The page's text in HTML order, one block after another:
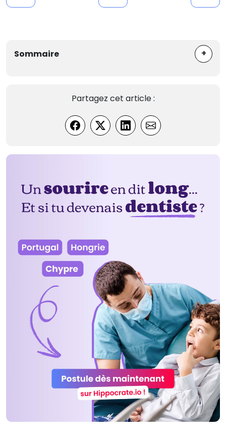
Sommaire +
Partagez cet article :